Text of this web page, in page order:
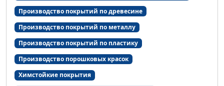
Производство покрытий по древесине
Производство покрытий по металлу
Производство покрытий по пластику
Производство порошковых красок
Химстойкие покрытия